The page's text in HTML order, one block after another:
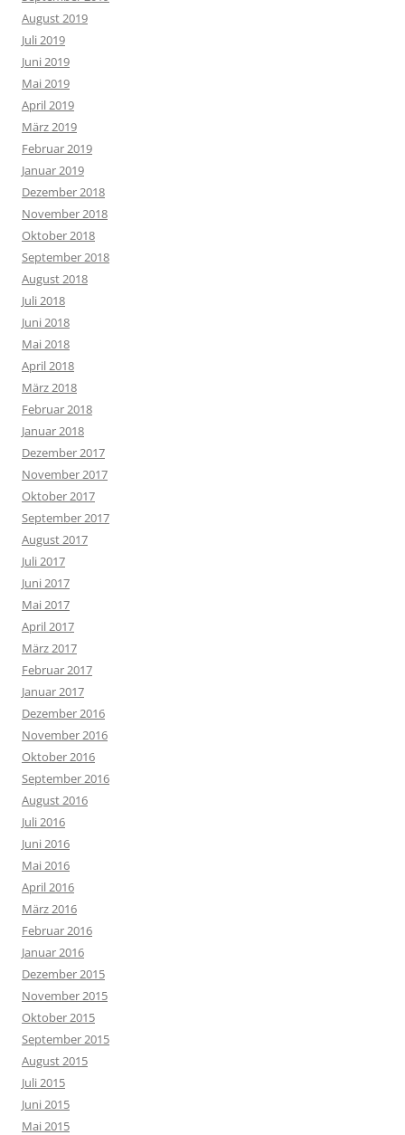
August 2019
Juli 2019
Juni 2019
Mai 2019
April 2019
März 2019
Februar 2019
Januar 2019
Dezember 2018
November 2018
Oktober 2018
September 2018
August 2018
Juli 2018
Juni 2018
Mai 2018
April 2018
März 2018
Februar 2018
Januar 2018
Dezember 2017
November 2017
Oktober 2017
September 2017
August 2017
Juli 2017
Juni 2017
Mai 2017
April 2017
März 2017
Februar 2017
Januar 2017
Dezember 2016
November 2016
Oktober 2016
September 2016
August 2016
Juli 2016
Juni 2016
Mai 2016
April 2016
März 2016
Februar 2016
Januar 2016
Dezember 2015
November 2015
Oktober 2015
September 2015
August 2015
Juli 2015
Juni 2015
Mai 2015